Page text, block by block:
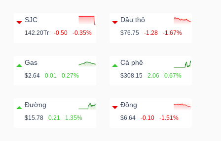
SJC
142.20Tr -0.50 -0.35%
Dầu thô
$76.75 -1.28 -1.67%
Gas
$2.64 0.01 0.27%
Cà phê
$308.15 2.06 0.67%
Đường
$15.78 0.21 1.35%
Đồng
$6.64 -0.10 -1.51%